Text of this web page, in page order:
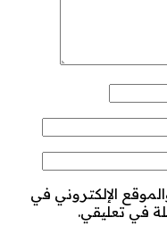
الإلكتروني في
في تعليقي.